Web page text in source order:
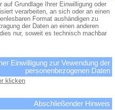
Grundlage Ihrer Einwilligung oder
verarbeiten, an sich oder an einen
Format aushändigen zu
der Daten an einen anderen
nur, soweit es technisch machbar
Einwilligung zur Vewendung der
personenbezogenen Daten
klicken
Abschließender Hinweis